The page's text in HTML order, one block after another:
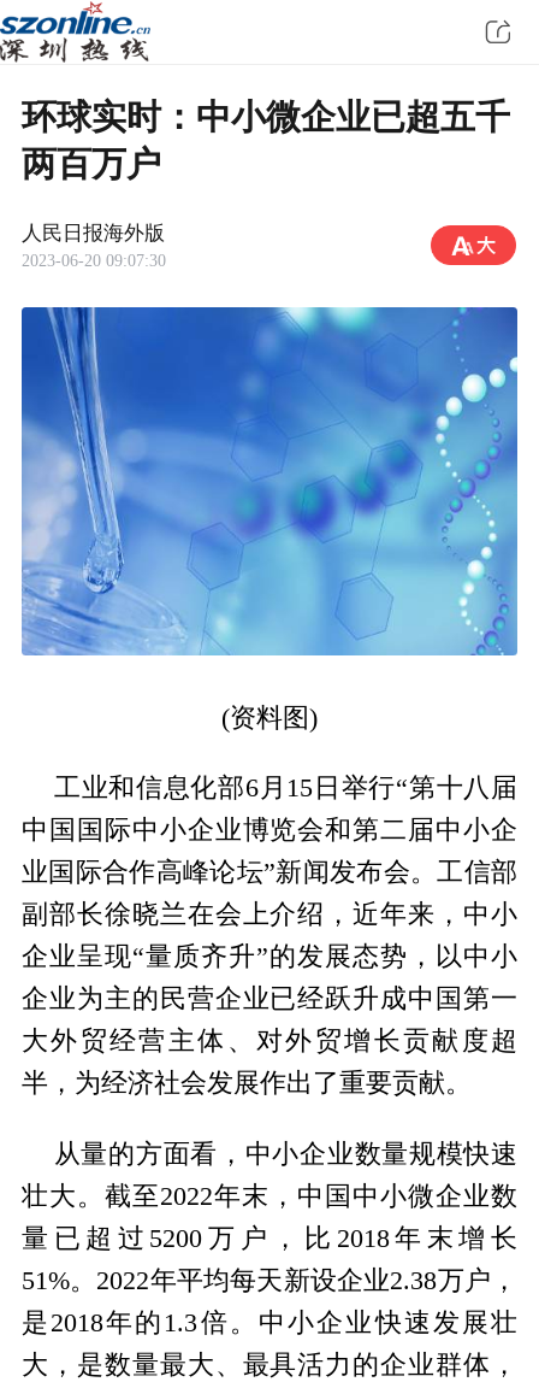
环球实时：中小微企业已超五千
两百万户
人民日报海外版
2023-06-20 09:07:30
(资料图)
工业和信息化部6月15日举行“第十八届
中国国际中小企业博览会和第二届中小企
业国际合作高峰论坛”新闻发布会。工信部
副部长徐晓兰在会上介绍，近年来，中小
企业呈现“量质齐升”的发展态势，以中小
企业为主的民营企业已经跃升成中国第一
大外贸经营主体、对外贸增长贡献度超
半，为经济社会发展作出了重要贡献。
从量的方面看，中小企业数量规模快速
壮大。截至2022年末，中国中小微企业数
量已超过5200万户，比2018年末增长
51%。2022年平均每天新设企业2.38万户，
是2018年的1.3倍。中小企业快速发展壮
大，是数量最大、最具活力的企业群体，